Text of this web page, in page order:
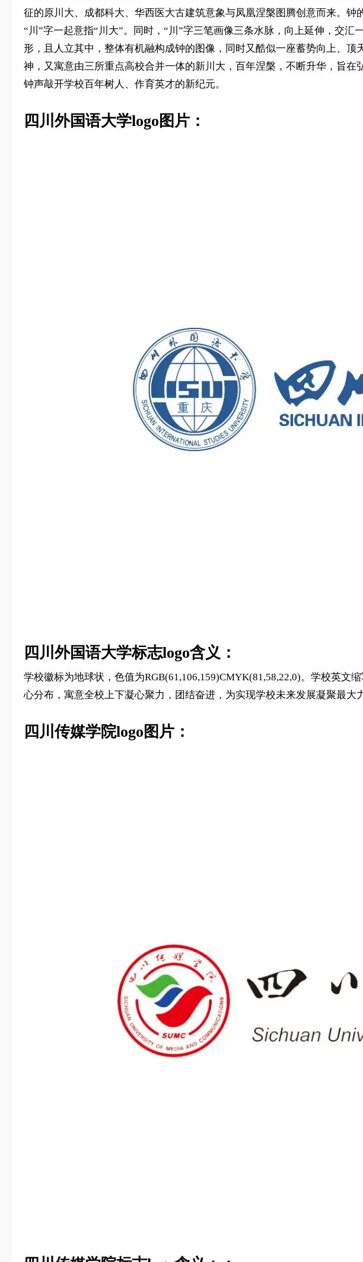
征的原川大、成都科大、华西医大古建筑意象与凤凰涅槃图腾创意而来。
“川”字一起意指“川大”。同时，“川”字三笔画像三条水脉，向上延伸，交
形，且人立其中，整体有机融构成钟的图像，同时又酷似一座蓄势向上、
神，又寓意由三所重点高校合并一体的新川大，百年涅槃，不断升华，旨
钟声敲开学校百年树人、作育英才的新纪元。
四川外国语大学logo图片：
四川外国语大学标志logo含义：
学校徽标为地球状，色值为RGB(61,106,159)CMYK(81,58,22,0)。学校英文
心分布，寓意全校上下凝心聚力，团结奋进，为实现学校未来发展凝聚最大
四川传媒学院logo图片：